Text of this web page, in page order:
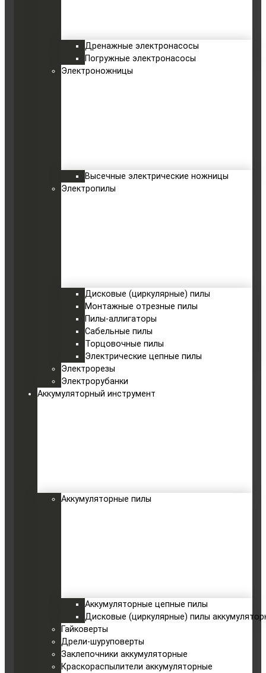
Дренажные электронасосы
Погружные электронасосы
Электроножницы
Высечные электрические ножницы
Электропилы
Дисковые (циркулярные) пилы
Монтажные отрезные пилы
Пилы-аллигаторы
Сабельные пилы
Торцовочные пилы
Электрические цепные пилы
Электрорезы
Электрорубанки
Аккумуляторный инструмент
Аккумуляторные пилы
Аккумуляторные цепные пилы
Дисковые (циркулярные) пилы
Гайковерты
Дрели-шуруповерты
Заклепочники аккумуляторные
Краскораспылители аккумуляторные